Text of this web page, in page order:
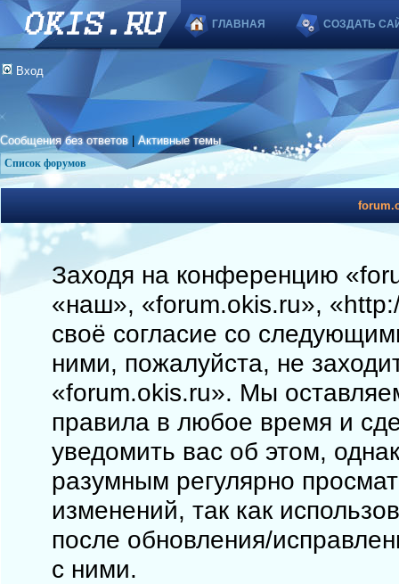
ГЛАВНАЯ СОЗДАТЬ
Вход
Сообщения без ответов |Активные темы
Список форумов
Заходя на конференцию
«наш», «forum.okis.ru»,
своё согласие со
ними, пожалуйста, не
«forum.okis.ru». Мы
правила в любое время и
уведомить вас об этом,
разумным регулярно
изменений, так как
после обновления/
с ними.